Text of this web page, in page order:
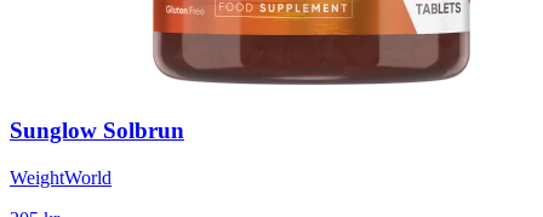
Sunglow Solbrun
WeightWorld